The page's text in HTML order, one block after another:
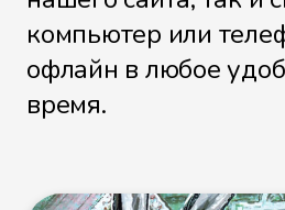
компьютер или
офлайн в любое
время.